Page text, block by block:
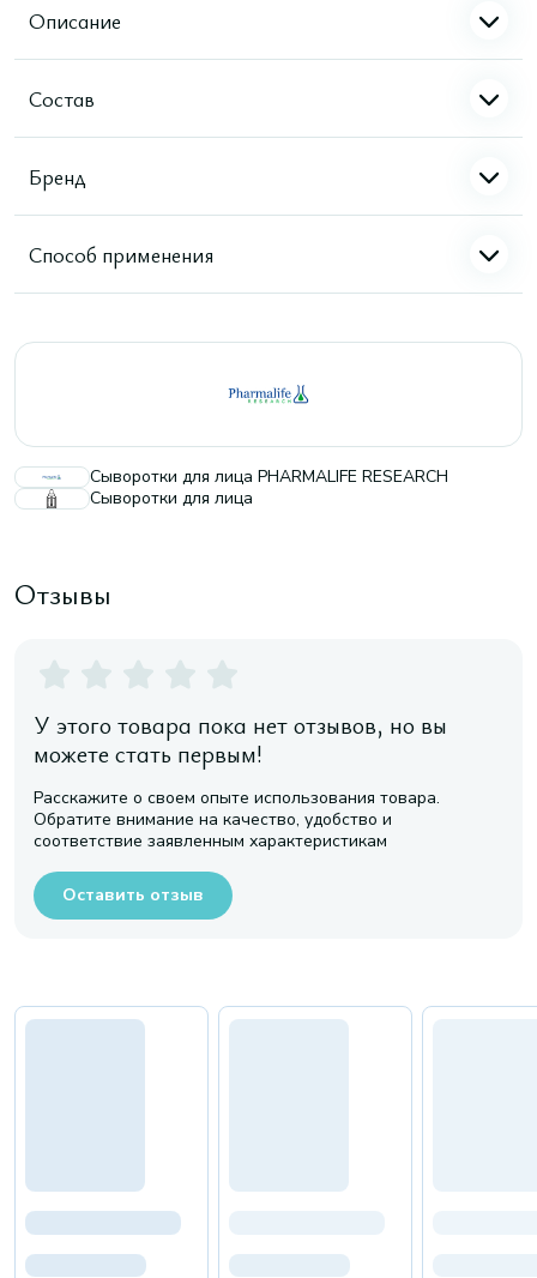
Описание
Состав
Бренд
Способ применения
Сыворотки для лица PHARMALIFE RESEARCH
Сыворотки для лица
Отзывы
У этого товара пока нет отзывов, но вы
можете стать первым!
Расскажите о своем опыте использования товара.
Обратите внимание на качество, удобство и
соответствие заявленным характеристикам
Оставить отзыв